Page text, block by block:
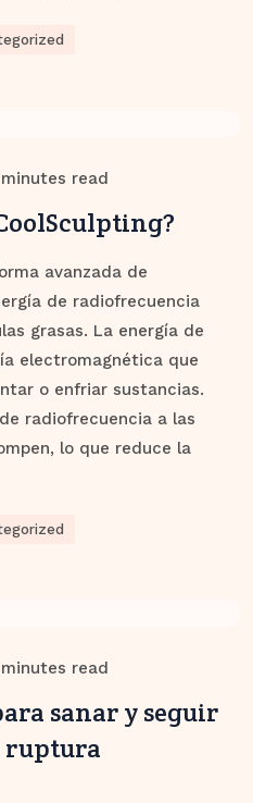
read
avanzada de
de radiofrecuencia
grasas. La energía de
electromagnética que
o enfriar sustancias.
radiofrecuencia a las
lo que reduce la
read
sanar y seguir
ruptura